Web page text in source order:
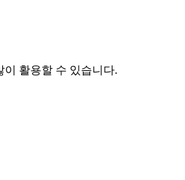
활용할 수 있습니다.